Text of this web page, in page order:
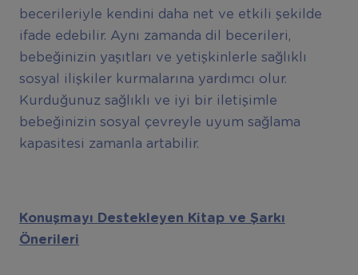
becerileriyle kendini daha net ve etkili şekilde
ifade edebilir. Aynı zamanda dil becerileri,
bebeğinizin yaşıtları ve yetişkinlerle sağlıklı
sosyal ilişkiler kurmalarına yardımcı olur.
Kurduğunuz sağlıklı ve iyi bir iletişimle
bebeğinizin sosyal çevreyle uyum sağlama
kapasitesi zamanla artabilir.
Konuşmayı Destekleyen Kitap ve Şarkı
Önerileri